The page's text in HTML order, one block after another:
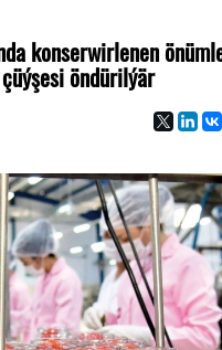
konserwirlenen
öndürilýär